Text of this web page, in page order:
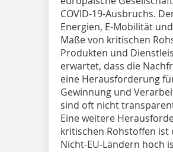
COVID-19-Ausbruchs.
Energien, E-Mobilität
Maße von kritischen
Produkten und
erwartet, dass die
eine Herausforderung
Gewinnung und
sind oft nicht
Eine weitere
kritischen Rohstoffen ist
Nicht-EU-Ländern hoch